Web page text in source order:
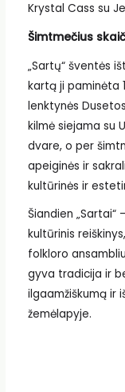
Krystal Cass su
Šimtmečius
„Sartų“ šventės
kartą ji paminėta
lenktynės
kilmė siejama su
dvare, o per
apeiginės ir
kultūrinės ir
Šiandien
kultūrinis
folkloro
gyva tradicija ir
ilgaamžiškumą ir
žemėlapyje.